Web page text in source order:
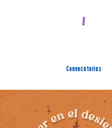
Convocatorias